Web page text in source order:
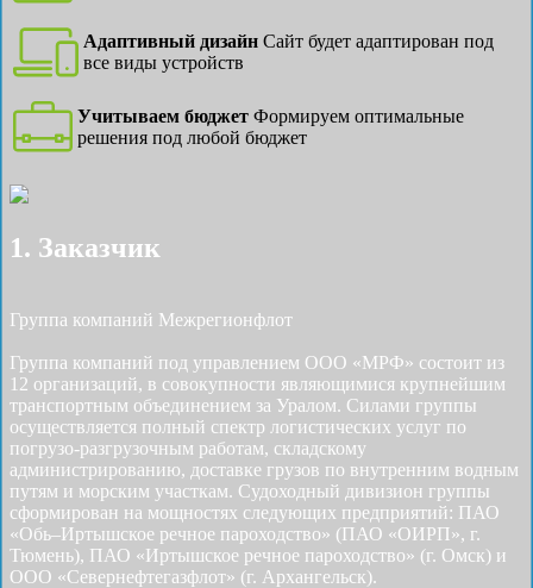
Адаптивный дизайн Сайт будет адаптирован под
все виды устройств
Учитываем бюджет Формируем оптимальные
решения под любой бюджет
1. Заказчик
Группа компаний Межрегионфлот
Группа компаний под управлением ООО «МРФ» состоит из
12 организаций, в совокупности являющимися крупнейшим
транспортным объединением за Уралом. Силами группы
осуществляется полный спектр логистических услуг по
погрузо-разгрузочным работам, складскому
администрированию, доставке грузов по внутренним водным
путям и морским участкам. Судоходный дивизион группы
сформирован на мощностях следующих предприятий: ПАО
«Обь–Иртышское речное пароходство» (ПАО «ОИРП», г.
Тюмень), ПАО «Иртышское речное пароходство» (г. Омск) и
ООО «Севернефтегазфлот» (г. Архангельск).